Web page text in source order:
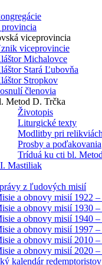
provincia
viceprovincia
viceprovincie
Michalovce
Stará Ľubovňa
Stropkov
členovia
Metod D. Trčka
Životopis
Liturgické texty
Modlitby pri relikviách
Prosby a poďakovania
Tríduá ku cti bl.
Mastiliak
z ľudových misií
a obnovy misií 1922 –
a obnovy misií 1930 –
a obnovy misií 1940 –
a obnovy misií 1997 –
a obnovy misií 2010 –
a obnovy misií 2020 –
kalendár redemptoristov